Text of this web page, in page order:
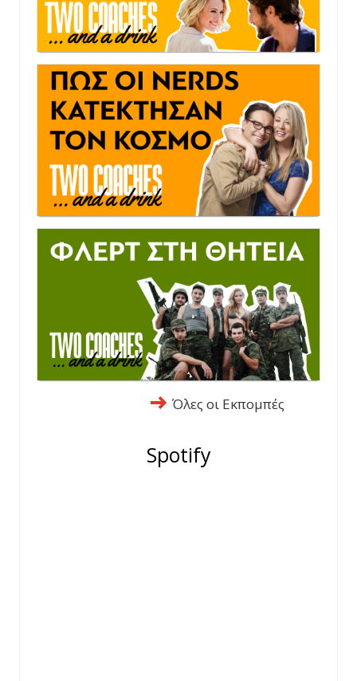
Όλες οι Εκπομπές
Spotify